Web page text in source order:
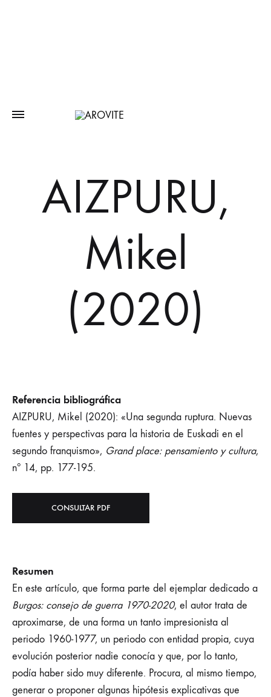
AIZPURU,
Mikel
(2020)
Referencia bibliográfica
AIZPURU, Mikel (2020): «Una segunda ruptura. Nuevas
fuentes y perspectivas para la historia de Euskadi en el
segundo franquismo», Grand place: pensamiento y cultura,
nº 14, pp. 177-195.
CONSULTAR PDF
Resumen
En este artículo, que forma parte del ejemplar dedicado a
Burgos: consejo de guerra 1970-2020, el autor trata de
aproximarse, de una forma un tanto impresionista al
periodo 1960-1977, un periodo con entidad propia, cuya
evolución posterior nadie conocía y que, por lo tanto,
podía haber sido muy diferente. Procura, al mismo tiempo,
generar o proponer algunas hipótesis explicativas que